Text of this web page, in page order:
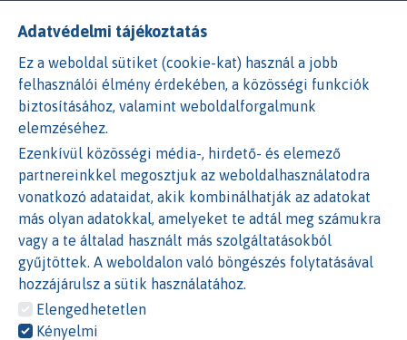
A Facebook és Google bejelenetkezés nem érhető el.
Ennek okai az alábbiak lehetnek:
1)A cookie beállításoknál nem engedélyezted a
Statisztikai és Marketingsütiket. Ezen beállításokat a
weboldalon a GYIK GDPR részénél tudod módosítani.
vagy
2)A böngésződben nem engedélyezted aHarmadik féltől
származósütik használatát. Ezen beállításokat a
böngésződben tudod módosítani.
VAGY
Bejelentkezés e-maillel és jelszóval
Adatvédelmi tájékoztatás
Ez a weboldal sütiket (cookie-kat) használ a jobb
felhasználói élmény érdekében, a közösségi funkciók
biztosításához, valamint weboldalforgalmunk
elemzéséhez.
Ezenkívül közösségi média-, hirdető- és elemező
partnereinkkel megosztjuk az weboldalhasználatodra
vonatkozó adataidat, akik kombinálhatják az adatokat
más olyan adatokkal, amelyeket te adtál meg számukra
vagy a te általad használt más szolgáltatásokból
gyűjtöttek. A weboldalon való böngészés folytatásával
hozzájárulsz a sütik használatához.
Elengedhetetlen
Kényelmi